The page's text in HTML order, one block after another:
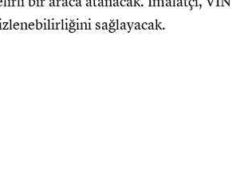
izlenebilirliğini sağlayacak.